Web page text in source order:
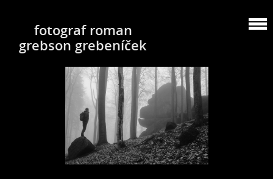
fotograf roman
grebson grebeníček